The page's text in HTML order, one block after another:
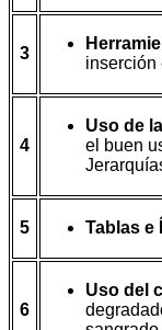
3
inserción
4
Uso de
el buen
5 Tablas e
6
Uso del